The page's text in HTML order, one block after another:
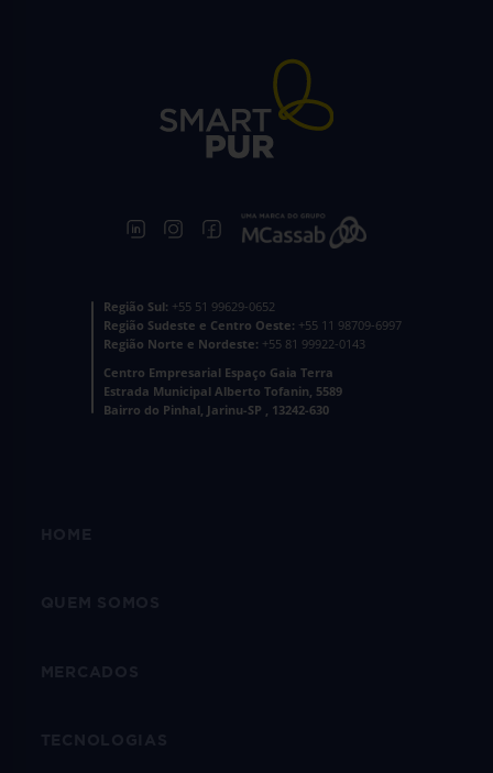
Região Sul: +55 51 99629-0652
Região Sudeste e Centro Oeste: +55 11 98709-6997
Região Norte e Nordeste: +55 81 99922-0143
Centro Empresarial Espaço Gaia Terra
Estrada Municipal Alberto Tofanin, 5589
Bairro do Pinhal, Jarinu-SP , 13242-630